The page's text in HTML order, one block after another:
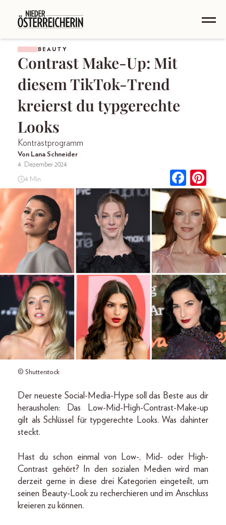
BEAUTY
Contrast Make-Up: Mit
diesem TikTok-Trend
kreierst du typgerechte
Looks
Kontrastprogramm
Von Lana Schneider
4. Dezember 2024
4 Min.
© Shutterstock
Der neueste Social-Media-Hype soll das Beste aus dir
herausholen: Das Low-Mid-High-Contrast-Make-up
gilt als Schlüssel für typgerechte Looks. Was dahinter
steckt.
Hast du schon einmal von Low-, Mid- oder High-
Contrast gehört? In den sozialen Medien wird man
derzeit gerne in diese drei Kategorien eingeteilt, um
seinen Beauty-Look zu recherchieren und im Anschluss
kreieren zu können.